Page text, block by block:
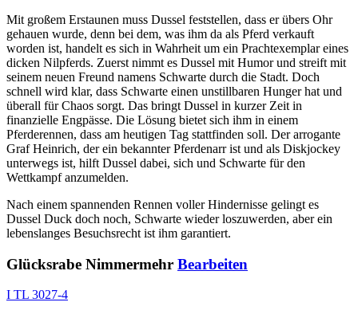
Mit großem Erstaunen muss Dussel feststellen, dass er übers Ohr
gehauen wurde, denn bei dem, was ihm da als Pferd verkauft
worden ist, handelt es sich in Wahrheit um ein Prachtexemplar eines
dicken Nilpferds. Zuerst nimmt es Dussel mit Humor und streift mit
seinem neuen Freund namens Schwarte durch die Stadt. Doch
schnell wird klar, dass Schwarte einen unstillbaren Hunger hat und
überall für Chaos sorgt. Das bringt Dussel in kurzer Zeit in
finanzielle Engpässe. Die Lösung bietet sich ihm in einem
Pferderennen, dass am heutigen Tag stattfinden soll. Der arrogante
Graf Heinrich, der ein bekannter Pferdenarr ist und als Diskjockey
unterwegs ist, hilft Dussel dabei, sich und Schwarte für den
Wettkampf anzumelden.
Nach einem spannenden Rennen voller Hindernisse gelingt es
Dussel Duck doch noch, Schwarte wieder loszuwerden, aber ein
lebenslanges Besuchsrecht ist ihm garantiert.
Glücksrabe Nimmermehr Bearbeiten
I TL 3027-4